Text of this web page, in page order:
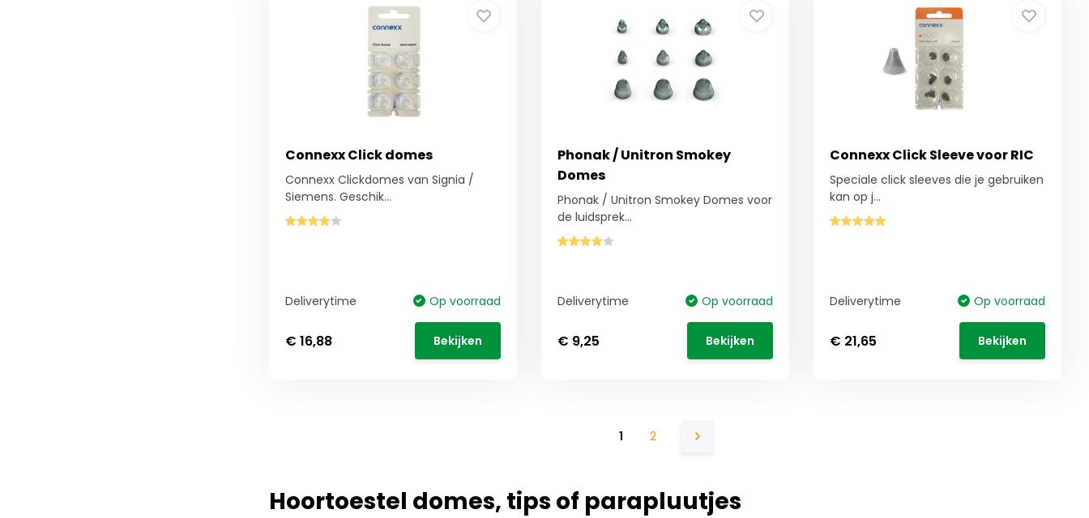
Connexx Click domes
Connexx Clickdomes van Signia /
Siemens. Geschik...
Deliverytime Op voorraad
€ 16,88 Bekijken
Phonak / Unitron Smokey
Domes
Phonak / Unitron Smokey Domes voor
de luidsprek...
Deliverytime Op voorraad
€ 9,25 Bekijken
Connexx Click Sleeve voor RIC
Speciale click sleeves die je gebruiken
kan op j...
Deliverytime Op voorraad
€ 21,65 Bekijken
1 2
Hoortoestel domes, tips of parapluutjes